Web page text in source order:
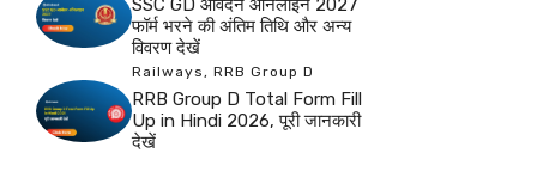
फॉर्म भरने की अंतिम तिथि और अन्य
विवरण देखें
Railways , RRB Group D
RRB Group D Total Form Fill
Up in Hindi 2026, पूरी जानकारी
देखें